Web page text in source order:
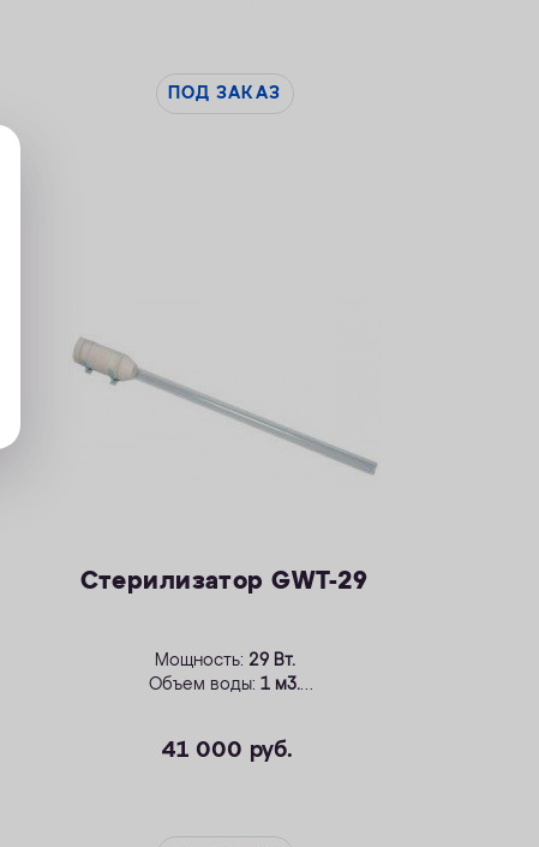
ПОД ЗАКАЗ
Стерилизатор GWT-29
Мощность: 29 Вт.
Объем воды:1 м3.
41 000 руб.